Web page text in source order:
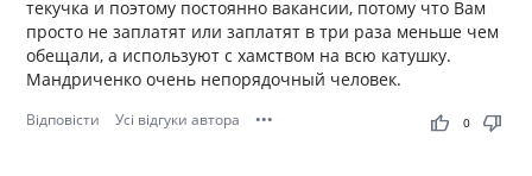
текучка и поэтому постоянно вакансии, потому что Вам
просто не заплатят или заплатят в три раза меньше чем
обещали, а используют с хамством на всю катушку.
Мандриченко очень непорядочный человек.
Відповісти Усі відгуки автора ••• thumb_up thumb_down
0